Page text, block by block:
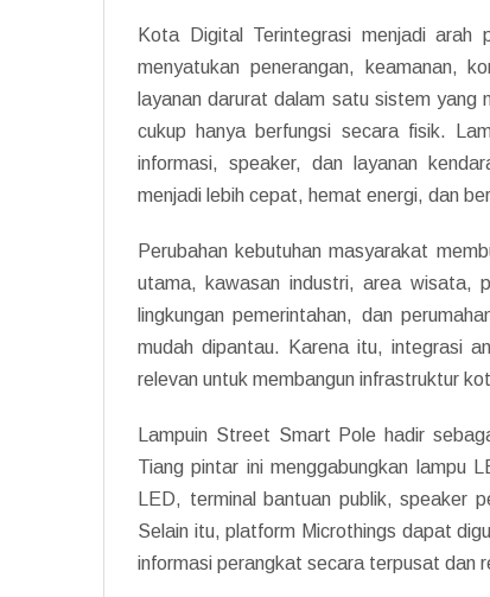
Kota Digital Terintegrasi menjadi arah
menyatukan penerangan, keamanan,
layanan darurat dalam satu sistem
cukup hanya berfungsi secara fisik.
informasi, speaker, dan layanan
menjadi lebih cepat, hemat energi, dan
Perubahan kebutuhan masyarakat
utama, kawasan industri, area wisata,
lingkungan pemerintahan, dan
mudah dipantau. Karena itu, integrasi
relevan untuk membangun infrastruktur
Lampuin Street Smart Pole hadir
Tiang pintar ini menggabungkan lampu
LED, terminal bantuan publik, speaker
Selain itu, platform Microthings dapat
informasi perangkat secara terpusat dan